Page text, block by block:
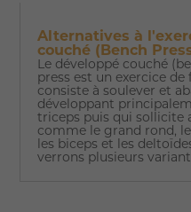
Alternatives à
couché (Bench
Le développé couché
press est un exercice
consiste à soulever et
développant
triceps puis qui sollicite
comme le grand rond,
les biceps et les
verrons plusieurs